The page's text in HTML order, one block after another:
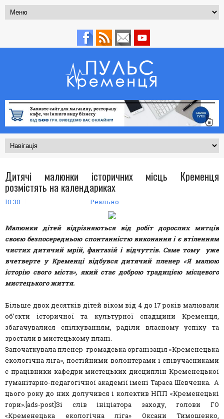
Дитячі малюнки історичних місць Кременця
розмістять на календариках
10:30 Реально
Малюнки дітей відрізняються від робіт дорослих митців
своєю безпосередньою спонтанністю виконання і є втіленням
чистих дитячий мрій, фантазій і відчуттів. Саме тому уже
вчетверте у Кременці відбувся дитячий пленер «Я малюю
історію свого міста», який стає доброю традицією місцевого
мистецького життя.
Більше двох десятків дітей віком від 4 до 17 років малювали
об’єкти історичної та культурної спадщини Кременця,
збагачувалися спілкуванням, раділи власному успіху та
зростали в мистецькому плані.
Започаткувала пленер громадська організація «Кременецька
екологічна ліга», постійними волонтерами і співучасниками
є працівники кафедри мистецьких дисциплін Кременецької
гуманітарно-педагогічної академії імені Тараса Шевченка. А
цього року до них долучився і колектив НПП «Кременецькі
гори».[ads-post]Зі слів ініціатора заходу, голови ГО
«Кременецька екологічна ліга» Оксани Тимошенко,